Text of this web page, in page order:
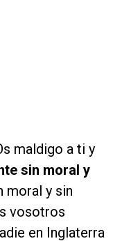
maldigo a ti y
sin moral y
moral y sin
vosotros
en Inglaterra